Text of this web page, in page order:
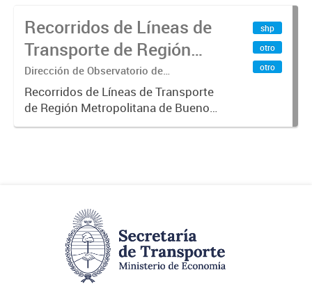
Recorridos de Líneas de
Transporte de Región
Metropolitana de
Buenos Aires (RMBA)
Dirección de Observatorio de
Transporte, Estudio y Sistemas
Recorridos de Líneas de Transporte
de Región Metropolitana de Buenos
Aires (RMBA).-
shp
otro
otro